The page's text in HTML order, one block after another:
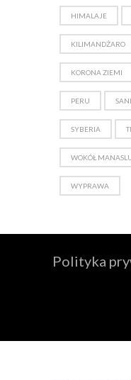
HIMALAJE
KILIMANDŻARO
KORONA ZIEMI
PERU
SYBERIA
WOKÓŁ
WYPRAWA
Polityka